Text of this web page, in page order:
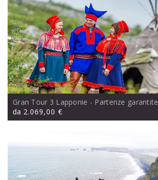
Gran Tour 3 Lapponie - Partenze garantite
da 2.069,00 €